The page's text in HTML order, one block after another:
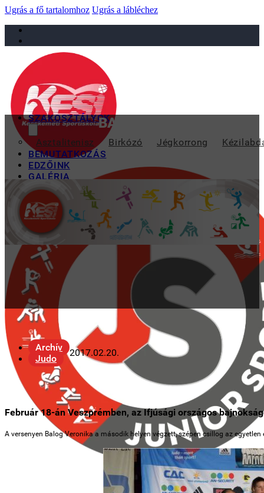
Ugrás a fő tartalomhoz Ugrás a lábléchez
sportiskola@juniorsportkft.hu
SZAKOSZTÁLYOK
Asztalitenisz Birkózó Jégkorrong
BEMUTATKOZÁS
EDZŐINK
GALÉRIA
TAO
KAPCSOLAT
BALOG VERONIKA
Archív
Judo
2017.02.20.
Február 18-án Veszprémben, az Ifjúsági országos
A versenyen Balog Veronika a második helyen végzett, szépen csillog az egyetlen